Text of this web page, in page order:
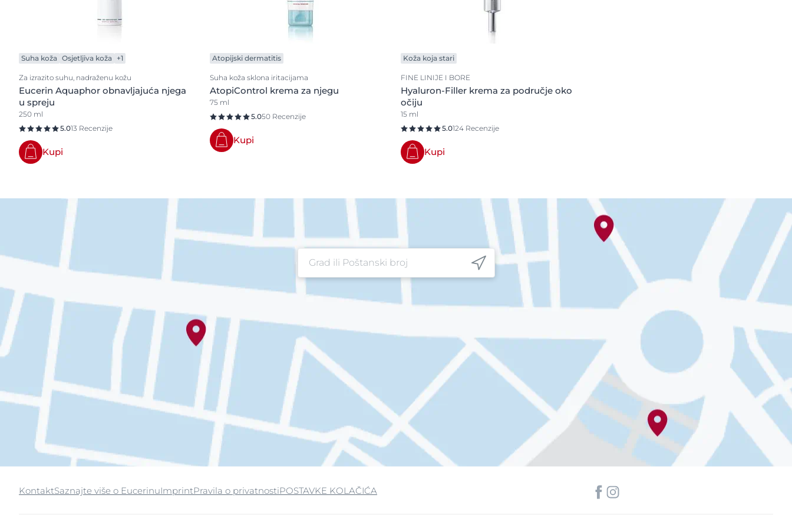
Suha koža Osjetljiva koža +1
Za izrazito suhu, nadraženu kožu
Eucerin Aquaphor obnavljajuća njega
u spreju
250 ml
5.013 Recenzije
Kupi
Atopijski dermatitis
Suha koža sklona iritacijama
AtopiControl krema za njegu
75 ml
5.050 Recenzije
Kupi
Koža koja stari
FINE LINIJE I BORE
Hyaluron-Filler krema za područje oko
očiju
15 ml
5.0124 Recenzije
Kupi
KontaktSaznajte više o EucerinuImprintPravila o privatnostiPOSTAVKE KOLAČIĆA